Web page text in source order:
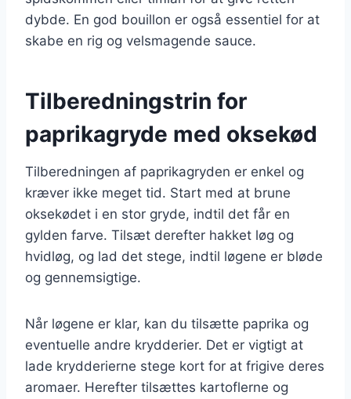
dybde. En god bouillon er også essentiel for at
skabe en rig og velsmagende sauce.
Tilberedningstrin for
paprikagryde med oksekød
Tilberedningen af paprikagryden er enkel og
kræver ikke meget tid. Start med at brune
oksekødet i en stor gryde, indtil det får en
gylden farve. Tilsæt derefter hakket løg og
hvidløg, og lad det stege, indtil løgene er bløde
og gennemsigtige.
Når løgene er klar, kan du tilsætte paprika og
eventuelle andre krydderier. Det er vigtigt at
lade krydderierne stege kort for at frigive deres
aromaer. Herefter tilsættes kartoflerne og